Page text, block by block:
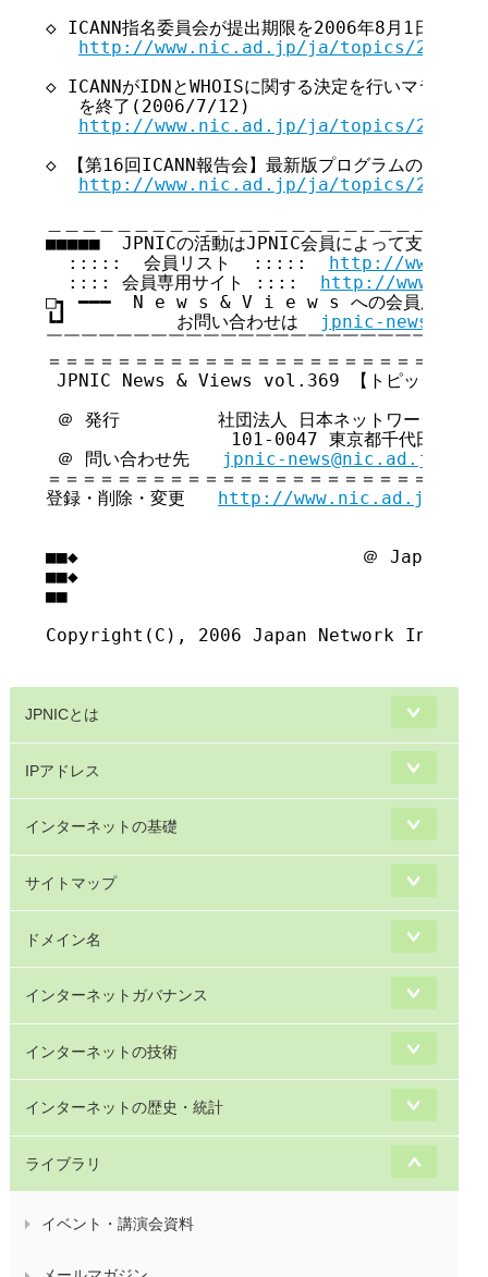
◇ ICANN指名委員会が提出期限を2006年8月1日に
http://www.nic.ad.jp/ja/topics/2006/
◇ ICANNがIDNとWHOISに関する決定を行いマラケシ
   を終了(2006/7/12)
http://www.nic.ad.jp/ja/topics/2006/
◇ 【第16回ICANN報告会】最新版プログラムのお知
http://www.nic.ad.jp/ja/topics/2006/
■■■■■  JPNICの活動はJPNIC会員によって支えら
  :::::  会員リスト  :::::
http://
  :::: 会員専用サイト ::::
http://
□┓ ━━━  N e w s & V i e w s への会員広告無料
┗┛          お問い合わせは
jpnic-
￣￣￣￣￣￣￣￣￣￣￣￣￣￣￣￣￣￣￣￣￣￣￣￣
＝＝＝＝＝＝＝＝＝＝＝＝＝＝＝＝＝＝＝＝＝＝＝＝
JPNIC News & Views vol.369 【トピックス号
＠ 発行         社団法人 日本ネットワークインフ
101-0047 東京都千代田区内神
＠ 問い合わせ先
jpnic-news@nic.ad.jp
＝＝＝＝＝＝＝＝＝＝＝＝＝＝＝＝＝＝＝＝＝＝＝＝
登録・削除・変更 http://www.nic.ad.jp/ja/
■■◆                          ＠ Japan
■■◆
■■
Copyright(C), 2006 Japan Network
JPNICとは
IPアドレス
インターネットの基礎
サイトマップ
ドメイン名
インターネットガバナンス
インターネットの技術
インターネットの歴史・統計
ライブラリ
イベント・講演会資料